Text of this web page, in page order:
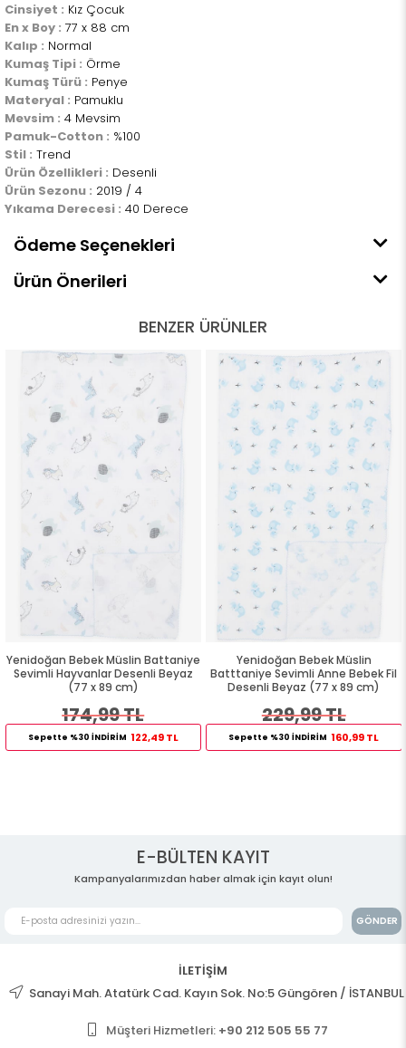
Cinsiyet : Kız Çocuk
En x Boy : 77 x 88 cm
Kalıp : Normal
Kumaş Tipi : Örme
Kumaş Türü : Penye
Materyal : Pamuklu
Mevsim : 4 Mevsim
Pamuk-Cotton : %100
Stil : Trend
Ürün Özellikleri : Desenli
Ürün Sezonu : 2019 / 4
Yıkama Derecesi : 40 Derece
Ödeme Seçenekleri
Ürün Önerileri
BENZER ÜRÜNLER
Yenidoğan Bebek Müslin Battaniye
Sevimli Hayvanlar Desenli Beyaz
(77 x 89 cm)
174,99 TL
Sepette %30 İNDİRİM 122,49 TL
Yenidoğan Bebek Müslin
Batttaniye Sevimli Anne Bebek Fil
Desenli Beyaz (77 x 89 cm)
229,99 TL
Sepette %30 İNDİRİM 160,99 TL
E-BÜLTEN KAYIT
Kampanyalarımızdan haber almak için kayıt olun!
GÖNDER
İLETİŞİM
Sanayi Mah. Atatürk Cad. Kayın Sok. No:5 Güngören / İSTANBUL
Müşteri Hizmetleri: +90 212 505 55 77